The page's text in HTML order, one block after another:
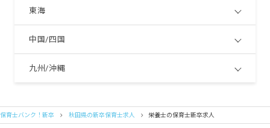
東海
中国/四国
九州/沖縄
保育士バンク！新卒 秋田県の新卒保育士求人 栄養士の保育士新卒求人